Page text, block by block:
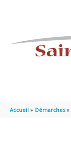
Accueil Démarches